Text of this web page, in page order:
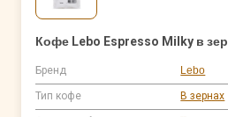
Кофе Lebo Espresso Milky в
Бренд Lebo
Тип кофе В зернах